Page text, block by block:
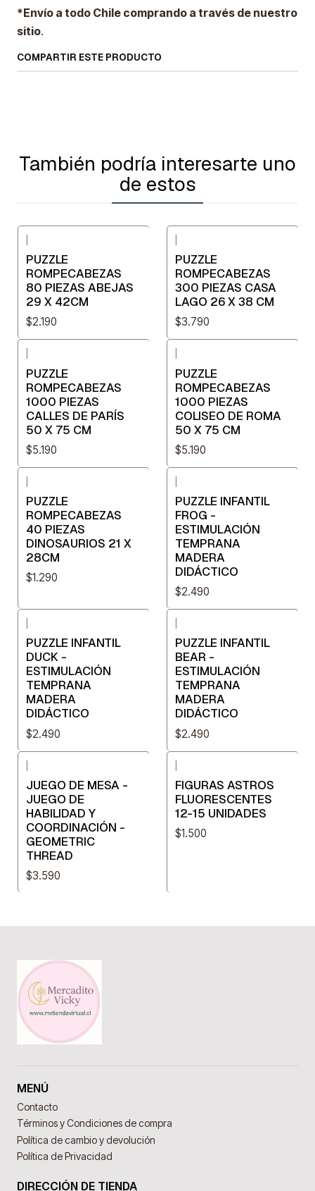
*Envío a todo Chile comprando a través de nuestro
sitio.
COMPARTIR ESTE PRODUCTO
También podría interesarte uno
de estos
PUZZLE
ROMPECABEZAS
80 PIEZAS ABEJAS
29 X 42CM
$2.190
PUZZLE
ROMPECABEZAS
300 PIEZAS CASA
LAGO 26 X 38 CM
$3.790
PUZZLE
ROMPECABEZAS
1000 PIEZAS
CALLES DE PARÍS
50 X 75 CM
$5.190
PUZZLE
ROMPECABEZAS
1000 PIEZAS
COLISEO DE ROMA
50 X 75 CM
$5.190
PUZZLE
ROMPECABEZAS
40 PIEZAS
DINOSAURIOS 21 X
28CM
$1.290
PUZZLE INFANTIL
FROG -
ESTIMULACIÓN
TEMPRANA
MADERA
DIDÁCTICO
$2.490
PUZZLE INFANTIL
DUCK -
ESTIMULACIÓN
TEMPRANA
MADERA
DIDÁCTICO
$2.490
PUZZLE INFANTIL
BEAR -
ESTIMULACIÓN
TEMPRANA
MADERA
DIDÁCTICO
$2.490
JUEGO DE MESA -
JUEGO DE
HABILIDAD Y
COORDINACIÓN -
GEOMETRIC
THREAD
$3.590
FIGURAS ASTROS
FLUORESCENTES
12-15 UNIDADES
$1.500
MENÚ
Contacto
Términos y Condiciones de compra
Política de cambio y devolución
Política de Privacidad
DIRECCIÓN DE TIENDA